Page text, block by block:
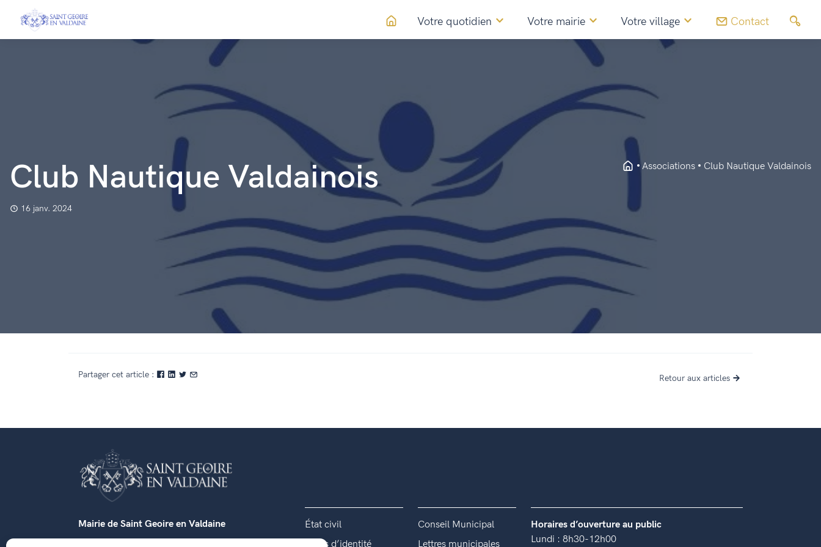
Votre quotidien Votre mairie Votre village Contact
Club Nautique Valdainois Associations Club Nautique Valdainois
16 janv. 2024
Partager cet article : Retour aux articles
Mairie de Saint Geoire en Valdaine
État civil
Titres d’identité
Conseil Municipal
Lettres municipales
Horaires d’ouverture au public
Lundi : 8h30-12h00